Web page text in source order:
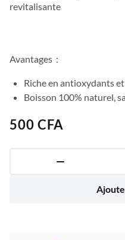
revitalisante
Avantages :
Riche en antioxydants
Boisson 100% naturel,
500 CFA